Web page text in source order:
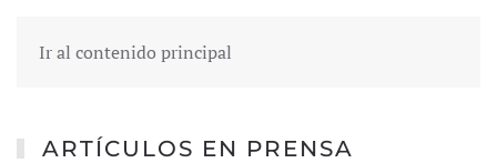
Ir al contenido principal
ARTÍCULOS EN PRENSA